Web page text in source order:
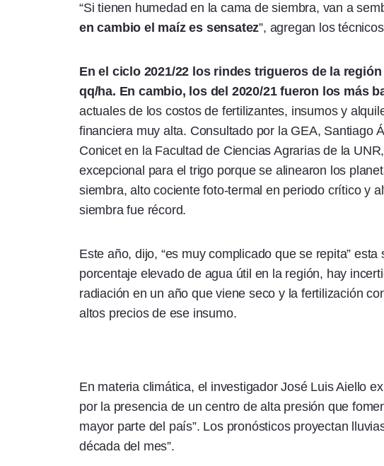
“Si tienen humedad en la cama de siembra, van a
en cambio el maíz es sensatez”, agregan los
En el ciclo 2021/22 los rindes trigueros de la
qq/ha. En cambio, los del 2020/21 fueron los más
actuales de los costos de fertilizantes, insumos y
financiera muy alta. Consultado por la GEA, Santiago
Conicet en la Facultad de Ciencias Agrarias de la
excepcional para el trigo porque se alinearon los
siembra, alto cociente foto-termal en periodo crítico y
siembra fue récord.
Este año, dijo, “es muy complicado que se repita”
porcentaje elevado de agua útil en la región, hay
radiación en un año que viene seco y la fertilización
altos precios de ese insumo.
En materia climática, el investigador José Luis Aiello
por la presencia de un centro de alta presión que
mayor parte del país”. Los pronósticos proyectan
década del mes”.